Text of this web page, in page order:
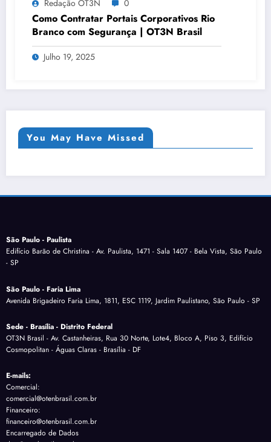
Redação OT3N 0
Como Contratar Portais Corporativos Rio
Branco com Segurança | OT3N Brasil
Julho 19, 2025
You May Have Missed
São Paulo - Paulista
Edifício Barão de Christina - Av. Paulista, 1471 - Sala 1407 - Bela Vista, São Paulo
- SP
São Paulo - Faria Lima
Avenida Brigadeiro Faria Lima, 1811, ESC 1119, Jardim Paulistano, São Paulo - SP
Sede - Brasília - Distrito Federal
OT3N Brasil - Av. Castanheiras, Rua 30 Norte, Lote4, Bloco A, Piso 3, Edifício
Cosmopolitan - Águas Claras - Brasília - DF
E-mails:
Comercial:
comercial@otenbrasil.com.br
Financeiro:
financeiro@otenbrasil.com.br
Encarregado de Dados